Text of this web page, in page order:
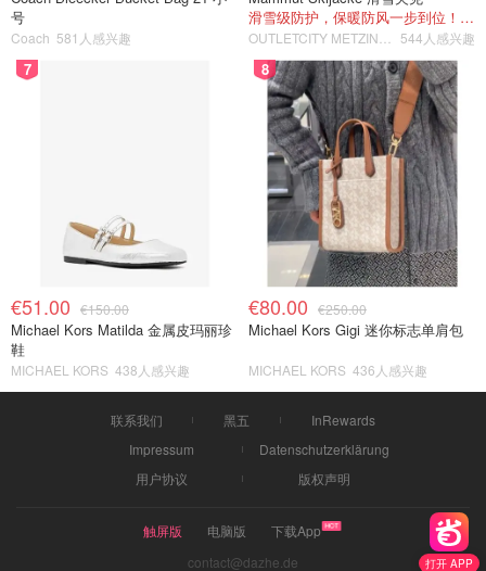
打开 APP
号
Coach 581人感兴趣
滑雪级防护，保暖防风一步到位！仅剩s！
544人感兴趣
7
€51.00 €150.00
Michael Kors Matilda 金属皮玛丽珍
鞋
MICHAEL KORS 438人感兴趣
8
€80.00 €250.00
Michael Kors Gigi 迷你标志单肩包
MICHAEL KORS 436人感兴趣
联系我们 黑五
InRewards
Impressum
Datenschutzerklärung
用户协议
版权声明
触屏版 电脑版
下载App
contact@dazhe.de